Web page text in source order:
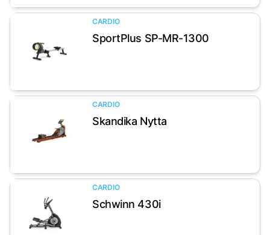
Artikel anzeigen
CARDIO
SportPlus SP-MR-1300
Artikel anzeigen
CARDIO
Skandika Nytta
Artikel anzeigen
CARDIO
Schwinn 430i